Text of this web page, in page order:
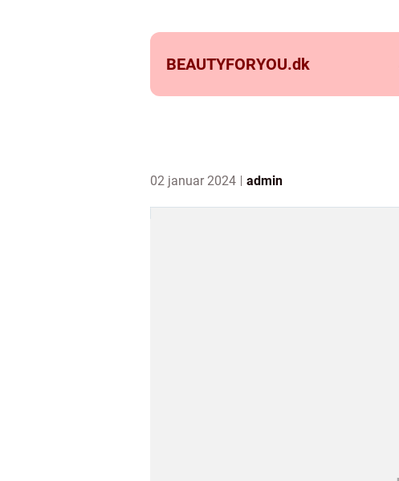
BEAUTYFORYOU.dk
02 januar 2024 admin